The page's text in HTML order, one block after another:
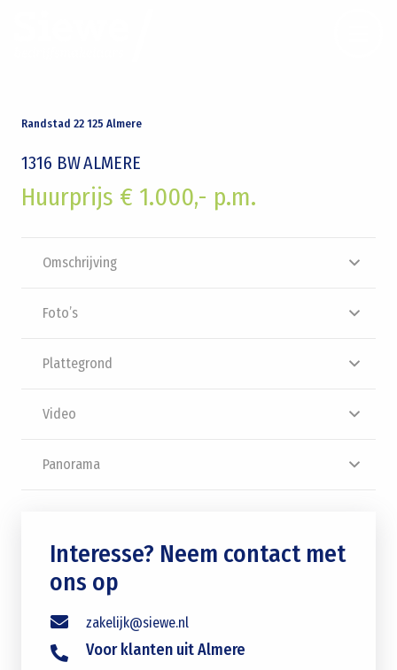
Randstad 22 125 Almere
1316 BWALMERE
Huurprijs € 1.000,- p.m.
Omschrijving
Foto’s
Plattegrond
Video
Panorama
Interesse? Neem contact met
ons op
zakelijk@siewe.nl
Voor klanten uit Almere